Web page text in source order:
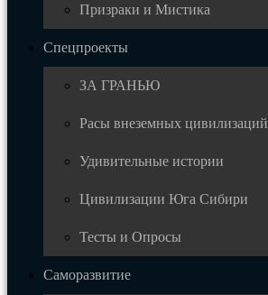
Призраки и Мистика
Спецпроекты
ЗА ГРАНЬЮ
Расы внеземных цивилизаций
Удивительные истории
Цивилизации Юга Сибири
Тесты и Опросы
Саморазвитие